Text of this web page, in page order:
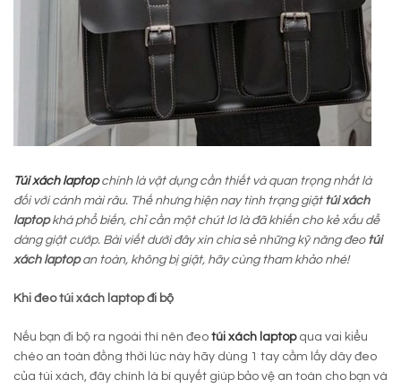
Túi xách laptopchính là vật dụng cần thiết và quan trọng nhất là
đối với cánh mài râu. Thế nhưng hiện nay tình trạng giật túi xách
laptopkhá phổ biến, chỉ cần một chút lơ là đã khiến cho kẻ xấu dễ
dàng giật cướp. Bài viết dưới đây xin chia sẻ những kỹ năng đeotúi
xách laptopan toàn, không bị giật, hãy cùng tham khảo nhé!
Khi đeo túi xách laptop đi bộ
Nếu bạn đi bộ ra ngoài thì nên đeo túi xách laptop qua vai kiểu
chéo an toàn đồng thời lúc này hãy dùng 1 tay cầm lấy dây đeo
của túi xách, đây chính là bí quyết giúp bảo vệ an toàn cho bạn và